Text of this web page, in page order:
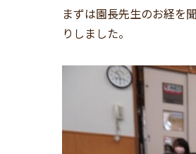
まずは園長先生のお経を
りしました。